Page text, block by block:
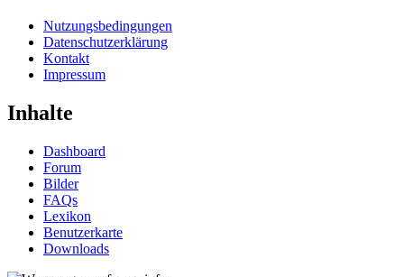
Nutzungsbedingungen
Datenschutzerklärung
Kontakt
Impressum
Inhalte
Dashboard
Forum
Bilder
FAQs
Lexikon
Benutzerkarte
Downloads